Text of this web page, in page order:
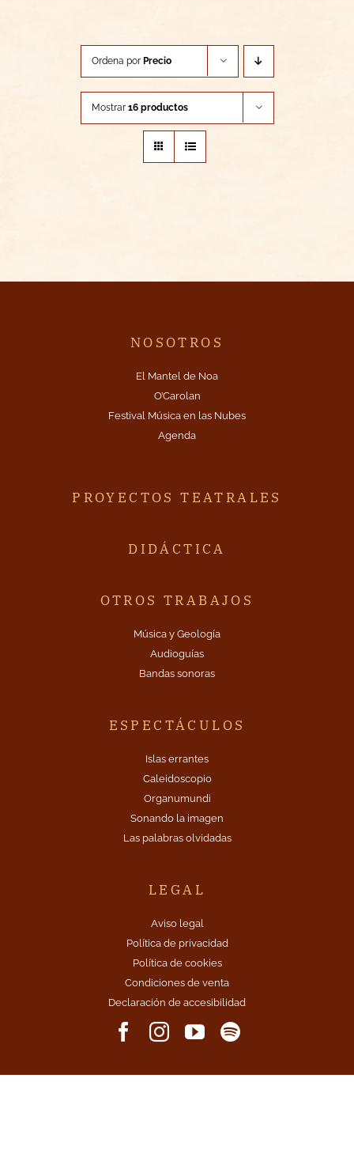
Ordena por Precio
Mostrar 16 productos
NOSOTROS
El Mantel de Noa
O’Carolan
Festival Música en las Nubes
Agenda
ESPECTÁCULOS
Islas errantes
Caleidoscopio
Organumundi
Sonando la imagen
Las palabras olvidadas
PROYECTOS TEATRALES
DIDÁCTICA
OTROS TRABAJOS
Música y Geología
Audioguías
Bandas sonoras
LEGAL
Aviso legal
Política de privacidad
Política de cookies
Condiciones de venta
Declaración de accesibilidad